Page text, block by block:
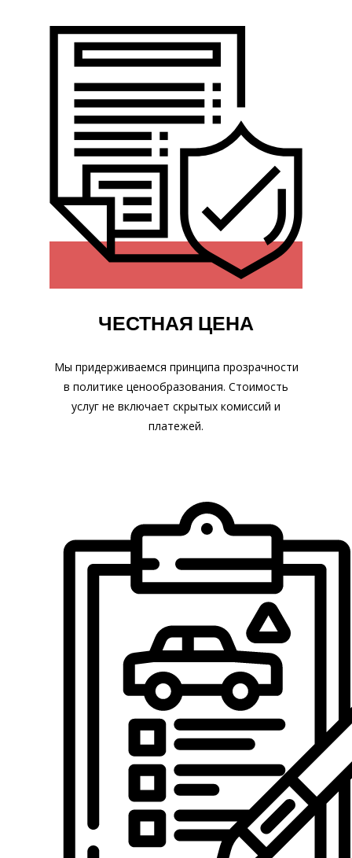
ЧЕСТНАЯ ЦЕНА
Мы придерживаемся принципа прозрачности
в политике ценообразования. Стоимость
услуг не включает скрытых комиссий и
платежей.